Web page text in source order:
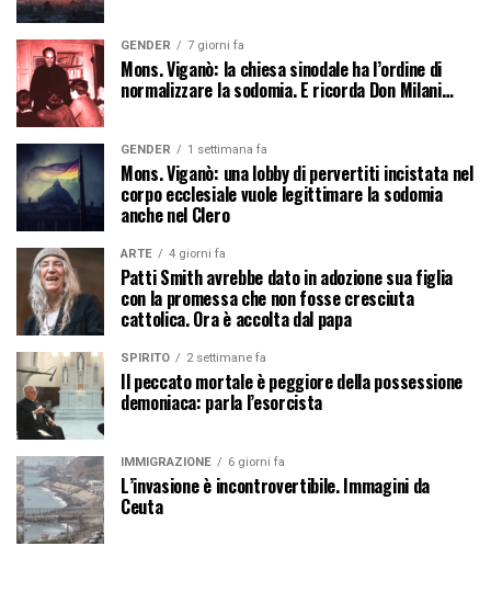
GENDER 7 giorni fa
Mons. Viganò: la chiesa sinodale ha l’ordine di
normalizzare la sodomia. E ricorda Don Milani…
GENDER 1 settimana fa
Mons. Viganò: una lobby di pervertiti incistata nel
corpo ecclesiale vuole legittimare la sodomia
anche nel Clero
ARTE 4 giorni fa
Patti Smith avrebbe dato in adozione sua figlia
con la promessa che non fosse cresciuta
cattolica. Ora è accolta dal papa
SPIRITO 2 settimane fa
Il peccato mortale è peggiore della possessione
demoniaca: parla l’esorcista
IMMIGRAZIONE 6 giorni fa
L’invasione è incontrovertibile. Immagini da
Ceuta